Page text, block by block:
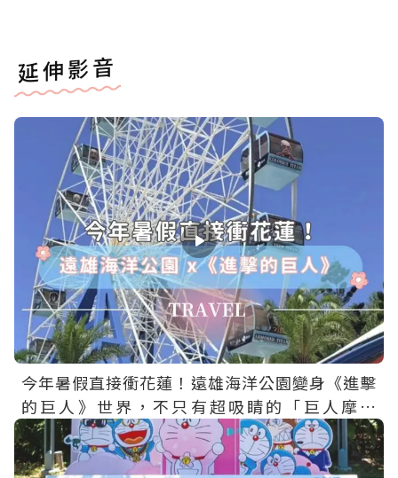
延伸影音
今年暑假直接衝花蓮！遠雄海洋公園變身《進擊
的巨人》世界，不只有超吸睛的「巨人摩天
輪」，還有主題場景、限定餐點、聯名周邊一次
收集